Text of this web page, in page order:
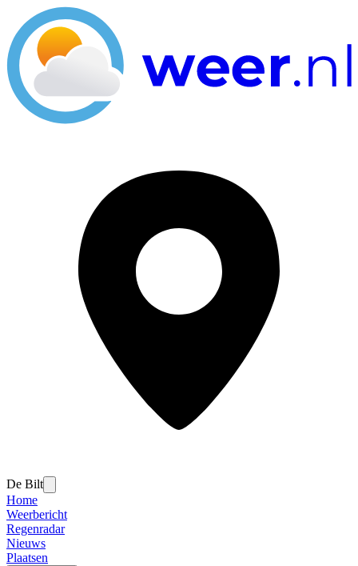
De Bilt
Home
Weerbericht
Regenradar
Nieuws
Plaatsen